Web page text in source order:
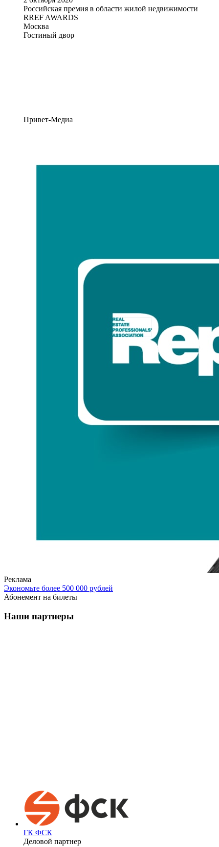
Российская премия в области жилой недвижимости
RREF AWARDS
Москва
Гостиный двор
Привет-Медиа
Реклама
Экономьте более 500 000 рублей
Абонемент на билеты
Наши партнеры
ГК ФСК
Деловой партнер